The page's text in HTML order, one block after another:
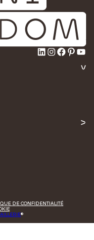
LinkedIn
DE CONFIDENTIALITÉ
®